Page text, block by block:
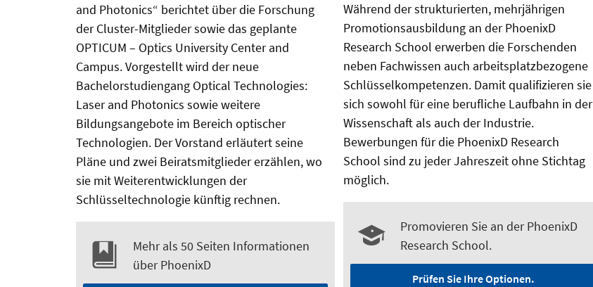
and Photonics“ berichtet über die Forschung
der Cluster-Mitglieder sowie das geplante
OPTICUM – Optics University Center and
Campus. Vorgestellt wird der neue
Bachelorstudiengang Optical Technologies:
Laser and Photonics sowie weitere
Bildungsangebote im Bereich optischer
Technologien. Der Vorstand erläutert seine
Pläne und zwei Beiratsmitglieder erzählen, wo
sie mit Weiterentwicklungen der
Schlüsseltechnologie künftig rechnen.
Mehr als 50 Seiten Informationen
über PhoenixD
Während der strukturierten, mehrjährigen
Promotionsausbildung an der PhoenixD
Research School erwerben die Forschenden
neben Fachwissen auch arbeitsplatzbezogene
Schlüsselkompetenzen. Damit qualifizieren sie
sich sowohl für eine berufliche Laufbahn in der
Wissenschaft als auch der Industrie.
Bewerbungen für die PhoenixD Research
School sind zu jeder Jahreszeit ohne Stichtag
möglich.
Promovieren Sie an der PhoenixD
Research School.
Prüfen Sie Ihre Optionen.